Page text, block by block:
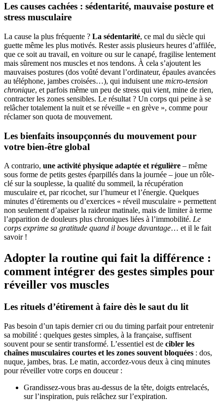
Les causes cachées : sédentarité, mauvaise posture et
stress musculaire
La cause la plus fréquente ? La sédentarité, ce mal du siècle qui
guette même les plus motivés. Rester assis plusieurs heures d’affilée,
que ce soit au travail, en voiture ou sur le canapé, fragilise lentement
mais sûrement nos muscles et nos tendons. À cela s’ajoutent les
mauvaises postures (dos voûté devant l’ordinateur, épaules avancées
au téléphone, jambes croisées…), qui induisent une micro-tension
chronique, et parfois même un peu de stress qui vient, mine de rien,
contracter les zones sensibles. Le résultat ? Un corps qui peine à se
relâcher totalement la nuit et se réveille « en grève », comme pour
réclamer son quota de mouvement.
Les bienfaits insoupçonnés du mouvement pour
votre bien-être global
A contrario, une activité physique adaptée et régulière – même
sous forme de petits gestes éparpillés dans la journée – joue un rôle-
clé sur la souplesse, la qualité du sommeil, la récupération
musculaire et, par ricochet, sur l’humeur et l’énergie. Quelques
minutes d’étirements ou d’exercices « réveil musculaire » permettent
non seulement d’apaiser la raideur matinale, mais de limiter à terme
l’apparition de douleurs plus chroniques liées à l’immobilité. Le
corps exprime sa gratitude quand il bouge davantage… et il le fait
savoir !
Adopter la routine qui fait la différence :
comment intégrer des gestes simples pour
réveiller vos muscles
Les rituels d’étirement à faire dès le saut du lit
Pas besoin d’un tapis dernier cri ou du timing parfait pour entretenir
sa mobilité : quelques gestes simples, à la française, suffisent
souvent pour se sentir transformé. L’essentiel est de cibler les
chaînes musculaires courtes et les zones souvent bloquées : dos,
nuque, jambes, bras. Le matin, accordez-vous deux à cinq minutes
pour réveiller votre corps en douceur :
Grandissez-vous bras au-dessus de la tête, doigts entrelacés,
sur l’inspiration, puis relâchez sur l’expiration.